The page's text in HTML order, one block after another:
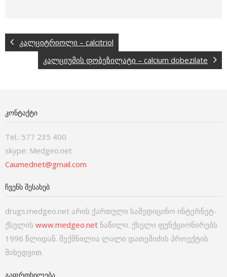
კალციტრიოლი – calcitriol
კალციუმის დობეზილატი – calcium dobezilate
ᲙᲝᲜᲢᲐᲥᲢᲘ
Tel.: 577 235 400
skype: Medgeo.net
Caumednet@gmail.com
ᲩᲕᲔᲜᲡ ᲨᲔᲡᲐᲮᲔᲑ
drugs.medgeo.net არის ქართული სამედიცინო ინტერნეტ-
ქსელის www.medgeo.net ნაწილი. ქსელი ფუნქციონირებს
1996 წლიდან. შექმნილია ლალი დათეშიძის პროექტის
მიხედვით.
ᲒᲐᲤᲠᲗᲮᲘᲚᲔᲑᲐ